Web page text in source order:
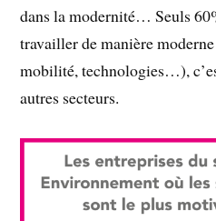
dans la modernité… Seuls
travailler de manière
mobilité, technologies…),
autres secteurs.